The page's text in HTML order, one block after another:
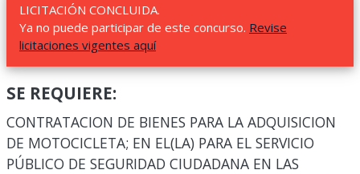
LICITACIÓN CONCLUIDA.
Ya no puede participar de este concurso. Revise
licitaciones vigentes aquí
SE REQUIERE:
CONTRATACION DE BIENES PARA LA ADQUISICION
DE MOTOCICLETA; EN EL(LA) PARA EL SERVICIO
PÚBLICO DE SEGURIDAD CIUDADANA EN LAS